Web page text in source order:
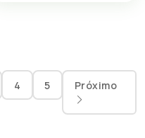
4 5 Próximo